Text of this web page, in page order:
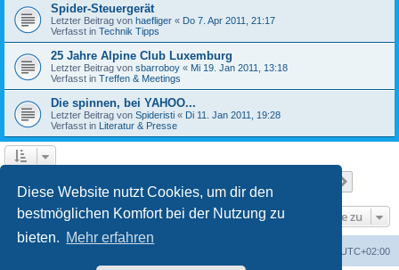
Diese Website nutzt Cookies, um dir den
bestmöglichen Komfort bei der Nutzung zu
bieten. Mehr erfahren
Spider-Steuergerät
Letzter Beitrag von haefliger « Do 7. Apr 2011, 21:17
Verfasst in Technik Tipps
25 Jahre Alpine Club Luxemburg
Letzter Beitrag von sbarroboy « Mi 19. Jan 2011, 13:18
Verfasst in Treffen & Meetings
Die spinnen, bei YAHOO...
Letzter Beitrag von Spideristi « Di 11. Jan 2011, 19:28
Verfasst in Literatur & Presse
Gehe zu
UTC+02:00